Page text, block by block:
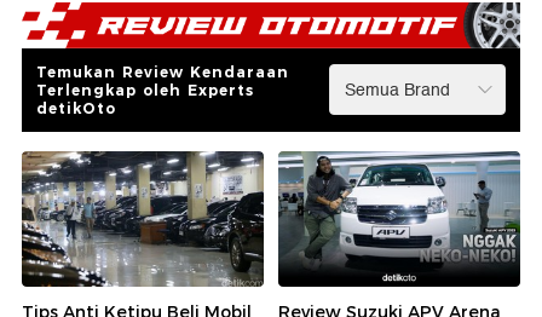
Temukan Review Kendaraan
Terlengkap oleh Experts
detikOto
Tips Anti Ketipu Beli Mobil
Review Suzuki APV Arena